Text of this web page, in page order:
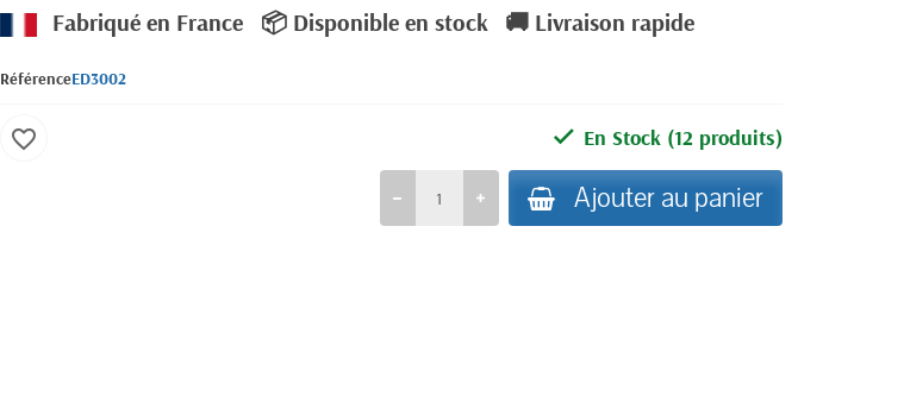
Fabriqué en France 📦 Disponible en stock 🚚 Livraison rapide
RéférenceED3002
En Stock (12 produits)
Ajouter au panier
favorite_border